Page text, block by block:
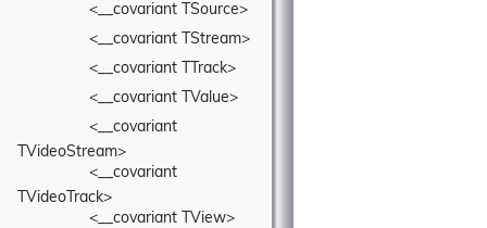
<__covariant TSource>
<__covariant TStream>
<__covariant TTrack>
<__covariant TValue>
<__covariant
TVideoStream>
<__covariant
TVideoTrack>
<__covariant TView>